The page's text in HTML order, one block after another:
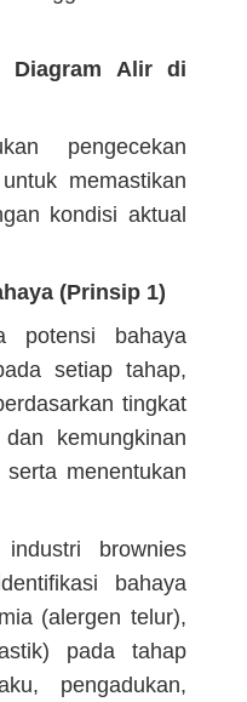
Diagram Alir di
pengecekan
memastikan
kondisi aktual
(Prinsip 1)
potensi bahaya
setiap tahap,
tingkat
kemungkinan
serta menentukan
brownies
bahaya
(alergen telur),
pada tahap
pengadukan,